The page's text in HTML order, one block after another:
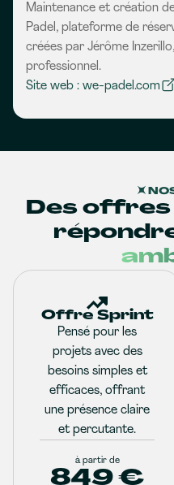
Maintenance et création
Padel, plateforme de
créées par Jérôme
professionnel.
Site web : we-padel.com
Des
Offre Sprint
Pensé pour les
projets avec des
besoins simples et
efficaces, offrant
une présence claire
et percutante.
à partir de
849 €